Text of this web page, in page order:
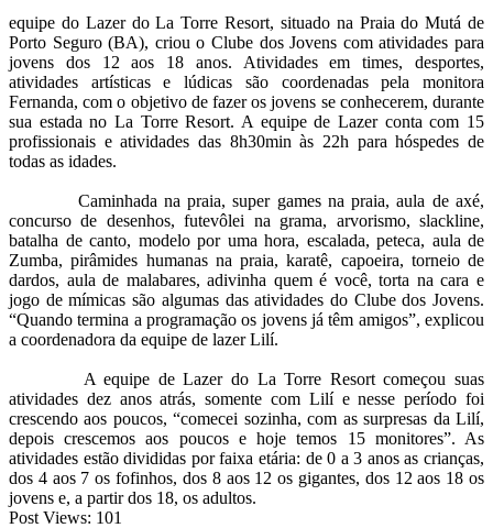
equipe do Lazer do La Torre Resort, situado na Praia do Mutá de
Porto Seguro (BA), criou o Clube dos Jovens com atividades para
jovens dos 12 aos 18 anos. Atividades em times, desportes,
atividades artísticas e lúdicas são coordenadas pela monitora
Fernanda, com o objetivo de fazer os jovens se conhecerem, durante
sua estada no La Torre Resort. A equipe de Lazer conta com 15
profissionais e atividades das 8h30min às 22h para hóspedes de
todas as idades.
Caminhada na praia, super games na praia, aula de axé,
concurso de desenhos, futevôlei na grama, arvorismo, slackline,
batalha de canto, modelo por uma hora, escalada, peteca, aula de
Zumba, pirâmides humanas na praia, karatê, capoeira, torneio de
dardos, aula de malabares, adivinha quem é você, torta na cara e
jogo de mímicas são algumas das atividades do Clube dos Jovens.
“Quando termina a programação os jovens já têm amigos”, explicou
a coordenadora da equipe de lazer Lilí.
A equipe de Lazer do La Torre Resort começou suas
atividades dez anos atrás, somente com Lilí e nesse período foi
crescendo aos poucos, “comecei sozinha, com as surpresas da Lilí,
depois crescemos aos poucos e hoje temos 15 monitores”. As
atividades estão divididas por faixa etária: de 0 a 3 anos as crianças,
dos 4 aos 7 os fofinhos, dos 8 aos 12 os gigantes, dos 12 aos 18 os
jovens e, a partir dos 18, os adultos.
Post Views: 101